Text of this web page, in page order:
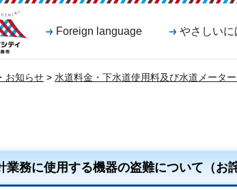
ティ
Foreign language やさしいに
お知らせ > 水道料金・下水道使用料及び水道メータ
業務に使用する機器の盗難について（お詫